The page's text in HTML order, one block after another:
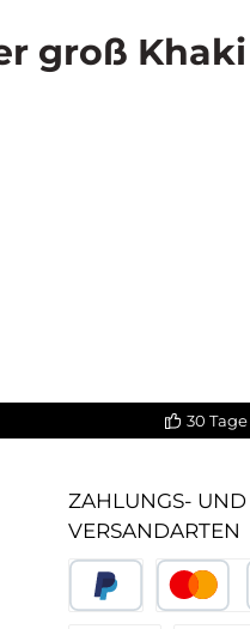
groß
30
ZAHLUNGS- UND
VERSANDARTEN